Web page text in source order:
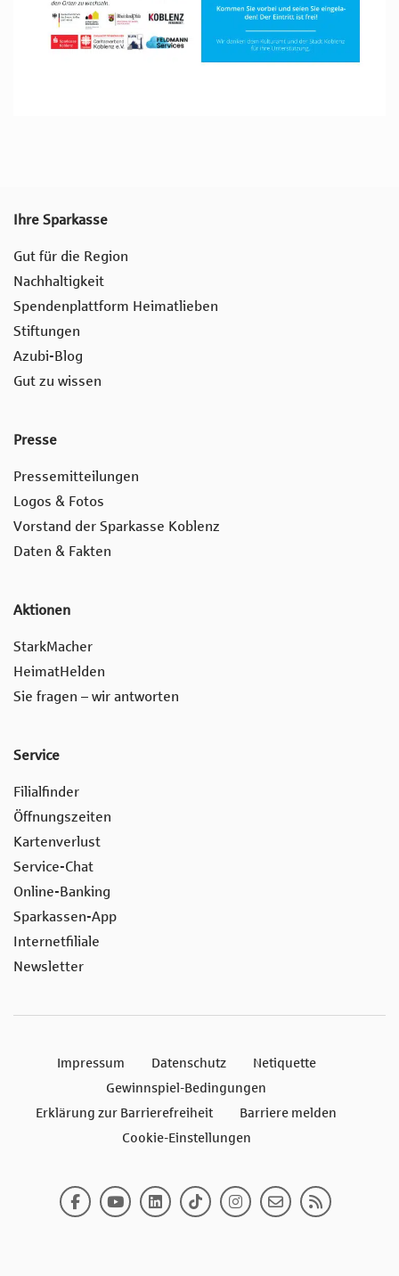
Ihre Sparkasse
Gut für die Region
Nachhaltigkeit
Spendenplattform Heimatlieben
Stiftungen
Azubi-Blog
Gut zu wissen
Presse
Pressemitteilungen
Logos & Fotos
Vorstand der Sparkasse Koblenz
Daten & Fakten
Aktionen
StarkMacher
HeimatHelden
Sie fragen – wir antworten
Service
Filialfinder
Öffnungszeiten
Kartenverlust
Service-Chat
Online-Banking
Sparkassen-App
Internetfiliale
Newsletter
Impressum Datenschutz
Netiquette
Gewinnspiel-Bedingungen
Erklärung zur Barrierefreiheit
Barriere melden
Cookie-Einstellungen